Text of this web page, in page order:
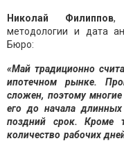
Николай Филиппов,
методологии и дата
Бюро:
«Май традиционно
ипотечном рынке.
сложен, поэтому
его до начала
поздний срок. Кроме
количество рабочих